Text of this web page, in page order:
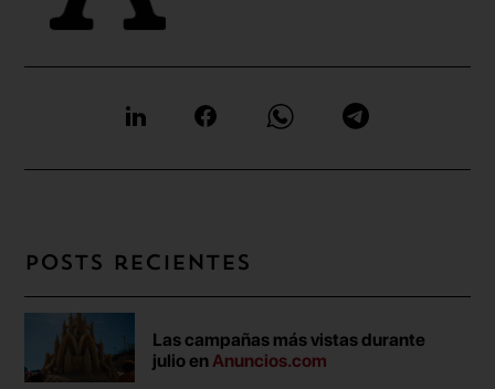
Posts recientes
Las campañas más vistas durante
julio en Anuncios.com